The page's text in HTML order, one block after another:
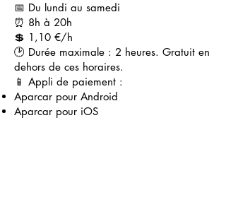
📅 Du lundi au samedi
⏰ 8h à 20h
💲 1,10 €/h
🕑 Durée maximale : 2 heures. Gratuit en
dehors de ces horaires.
📱 Appli de paiement :
Aparcar pour Android
Aparcar pour iOS